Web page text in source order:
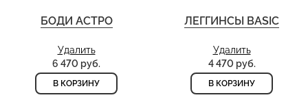
БОДИ АСТРО
Удалить
6 470 руб.
В КОРЗИНУ
ЛЕГГИНСЫ BASIC
Удалить
4 470 руб.
В КОРЗИНУ